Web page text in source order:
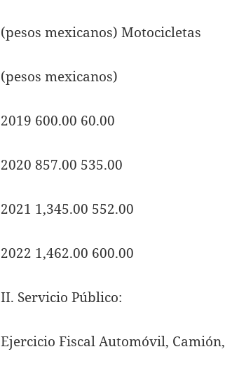
(pesos mexicanos) Motocicletas
(pesos mexicanos)
2019 600.00 60.00
2020 857.00 535.00
2021 1,345.00 552.00
2022 1,462.00 600.00
II. Servicio Público:
Ejercicio Fiscal Automóvil, Camión,